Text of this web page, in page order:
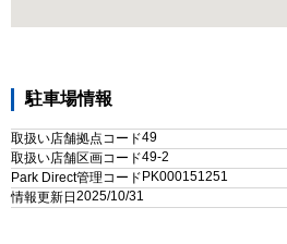
駐車場情報
取扱い店舗拠点コード49
取扱い店舗区画コード49-2
Park Direct管理コード PK000151251
情報更新日 2025/10/31